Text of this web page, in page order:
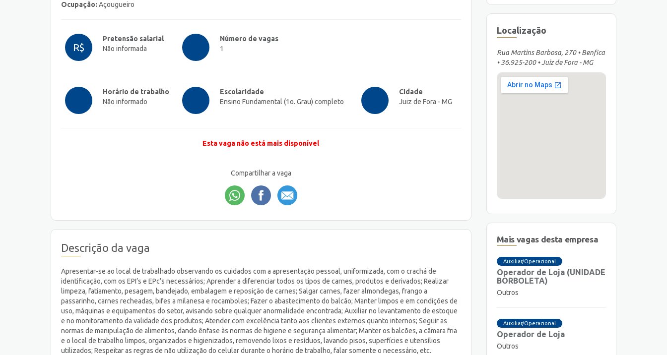
Ocupação: Açougueiro
R$
Pretensão salarial
Não informada
Número de vagas
1
Horário de trabalho
Não informado
Escolaridade
Ensino Fundamental (1o. Grau) completo
Cidade
Juiz de Fora - MG
Esta vaga não está mais disponível
Compartilhar a vaga
Descrição da vaga
Apresentar-se ao local de trabalhado observando os cuidados com a apresentação pessoal, uniformizada, com o crachá de
identificação, com os EPI’s e EPc’s necessários; Aprender a diferenciar todos os tipos de carnes, produtos e derivados; Realizar
limpeza, fatiamento, pesagem, bandejado, embalagem e reposição de carnes; Salgar carnes, fazer almondegas, frango a
passarinho, carnes recheadas, bifes a milanesa e rocamboles; Fazer o abastecimento do balcão; Manter limpos e em condições de
uso, máquinas e equipamentos do setor, avisando sobre qualquer anormalidade encontrada; Auxiliar no levantamento de estoque
e no monitoramento da validade dos produtos; Atender com excelência tanto aos clientes externos quanto internos; Seguir as
normas de manipulação de alimentos, dando ênfase às normas de higiene e segurança alimentar; Manter os balcões, a câmara fria
e o local de trabalho limpos, organizados e higienizados, removendo lixos e resíduos, lavando pisos, superfícies e utensílios
utilizados; Respeitar as regras de não utilização do celular durante o horário de trabalho, falar somente o necessário, etc.
Localização
Rua Martins Barbosa, 270 • Benfica
• 36.925-200 • Juiz de Fora - MG
Mais vagas desta empresa
Auxiliar/Operacional
Operador de Loja (UNIDADE
BORBOLETA)
Outros
Auxiliar/Operacional
Operador de Loja
Outros